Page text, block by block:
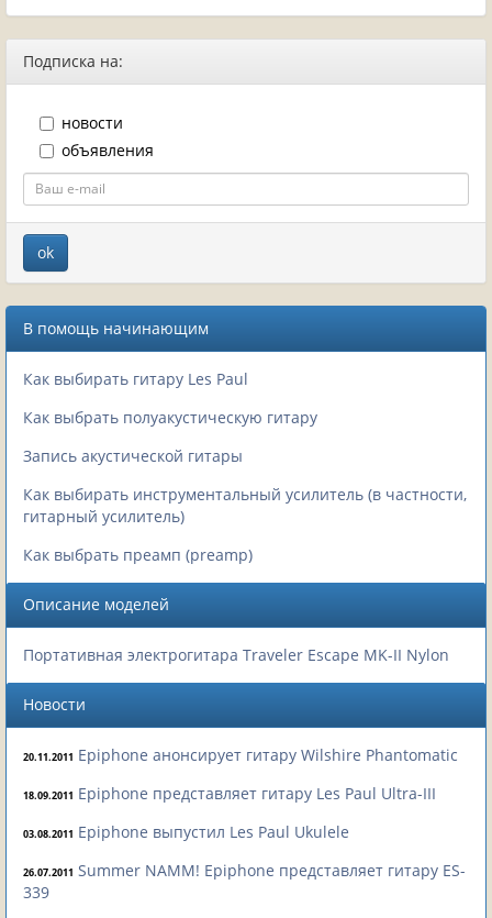
Подписка на:
новости
объявления
В помощь начинающим
Как выбирать гитару Les Paul
Как выбрать полуакустическую гитару
Запись акустической гитары
Как выбирать инструментальный усилитель (в частности,
гитарный усилитель)
Как выбрать преамп (preamp)
Описание моделей
Портативная электрогитара Traveler Escape MK-II Nylon
Новости
20.11.2011 Epiphone анонсирует гитару Wilshire Phantomatic
18.09.2011 Epiphone представляет гитару Les Paul Ultra-III
03.08.2011 Epiphone выпустил Les Paul Ukulele
26.07.2011 Summer NAMM! Epiphone представляет гитару ES-
339